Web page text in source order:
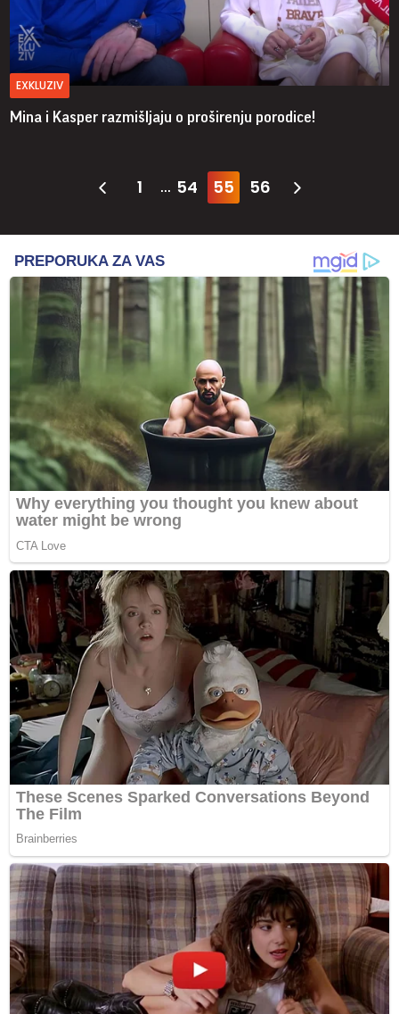
EXKLUZIV
Mina i Kasper razmišljaju o proširenju porodice!
1 ... 54 55 56